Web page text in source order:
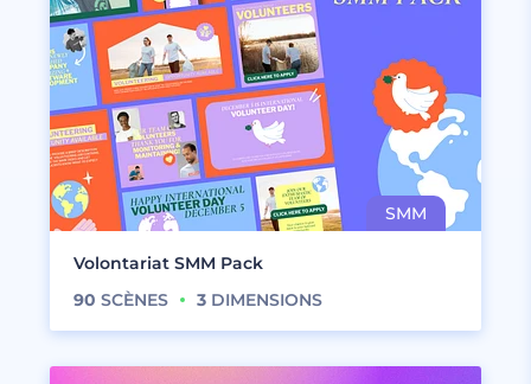
Volontariat SMM Pack
90 SCÈNES 3 DIMENSIONS